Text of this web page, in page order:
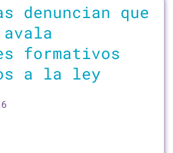
denuncian que
formativos
a la ley